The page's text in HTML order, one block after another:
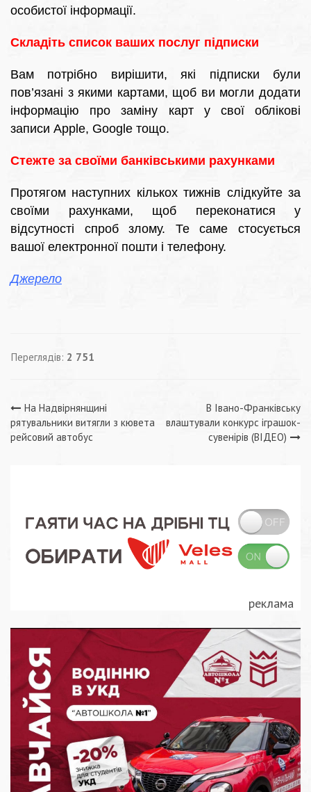
особистої інформації.
Складіть список ваших послуг підписки
Вам потрібно вирішити, які підписки були
пов’язані з якими картами, щоб ви могли додати
інформацію про заміну карт у свої облікові
записи Apple, Google тощо.
Стежте за своїми банківськими рахунками
Протягом наступних кількох тижнів слідкуйте за
своїми рахунками, щоб переконатися у
відсутності спроб злому. Те саме стосується
вашої електронної пошти і телефону.
Джерело
Переглядів: 2 751
Навігація
записів
На Надвірнянщині
рятувальники витягли з кювета
рейсовий автобус
В Івано-Франківську
влаштували конкурс іграшок-
сувенірів (ВІДЕО)